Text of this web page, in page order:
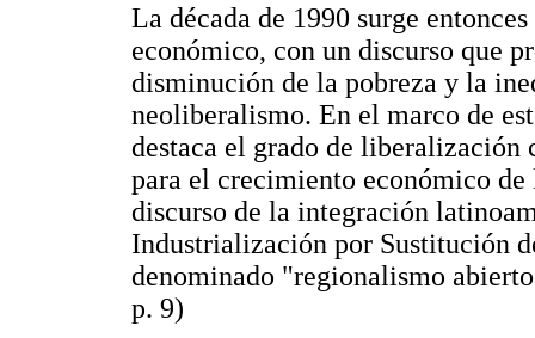
La década de 1990 surge
económico, con un discurso que
disminución de la pobreza y la
neoliberalismo. En el marco de
destaca el grado de
para el crecimiento económico
discurso de la integración
Industrialización por Sustitución
denominado "regionalismo
p. 9)